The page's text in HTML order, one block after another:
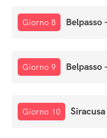
Giorno 8 Belpasso
Giorno 9 Belpasso
Giorno 10